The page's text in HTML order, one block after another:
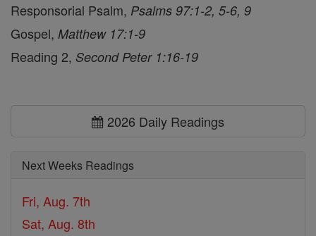
Responsorial Psalm, Psalms 97:1-2, 5-6, 9
Gospel, Matthew 17:1-9
Reading 2, Second Peter 1:16-19
2026 Daily Readings
Next Weeks Readings
Fri, Aug. 7th
Sat, Aug. 8th